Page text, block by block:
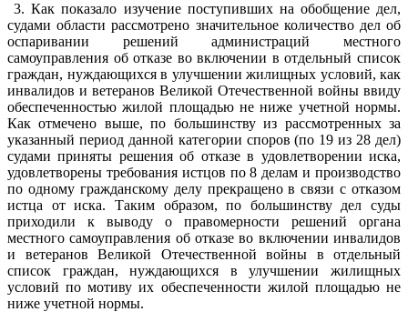
3. Как показало изучение поступивших на обобщение дел,
судами области рассмотрено значительное количество дел об
оспаривании решений администраций местного
самоуправления об отказе во включении в отдельный список
граждан, нуждающихся в улучшении жилищных условий, как
инвалидов и ветеранов Великой Отечественной войны ввиду
обеспеченностью жилой площадью не ниже учетной нормы.
Как отмечено выше, по большинству из рассмотренных за
указанный период данной категории споров (по 19 из 28 дел)
судами приняты решения об отказе в удовлетворении иска,
удовлетворены требования истцов по 8 делам и производство
по одному гражданскому делу прекращено в связи с отказом
истца от иска. Таким образом, по большинству дел суды
приходили к выводу о правомерности решений органа
местного самоуправления об отказе во включении инвалидов
и ветеранов Великой Отечественной войны в отдельный
список граждан, нуждающихся в улучшении жилищных
условий по мотиву их обеспеченности жилой площадью не
ниже учетной нормы.